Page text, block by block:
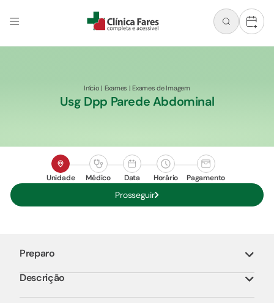
+
Início | Exames |Exames de Imagem
Usg Dpp Parede Abdominal
Unidade Médico Data Horário Pagamento
Prosseguir
Preparo
Descrição